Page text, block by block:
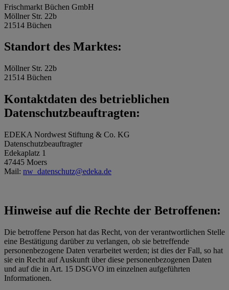
Frischmarkt Büchen GmbH
Möllner Str. 22b
21514 Büchen
Standort des Marktes:
Möllner Str. 22b
21514 Büchen
Kontaktdaten des betrieblichen
Datenschutzbeauftragten:
EDEKA Nordwest Stiftung & Co. KG
Datenschutzbeauftragter
Edekaplatz 1
47445 Moers
Mail: nw_datenschutz@edeka.de
Hinweise auf die Rechte der Betroffenen:
Die betroffene Person hat das Recht, von der verantwortlichen Stelle
eine Bestätigung darüber zu verlangen, ob sie betreffende
personenbezogene Daten verarbeitet werden; ist dies der Fall, so hat
sie ein Recht auf Auskunft über diese personenbezogenen Daten
und auf die in Art. 15 DSGVO im einzelnen aufgeführten
Informationen.